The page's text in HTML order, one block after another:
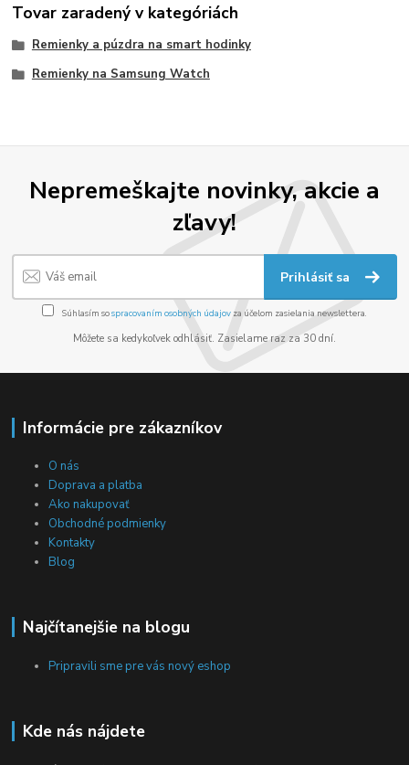
Tovar zaradený v kategóriách
Remienky a púzdra na smart hodinky
Remienky na Samsung Watch
Nepremeškajte novinky, akcie a
zľavy!
Prihlásiť sa
Súhlasím sospracovaním osobných údajov za účelom zasielania newslettera.
Môžete sa kedykoľvek odhlásiť. Zasielame raz za 30 dní.
Informácie pre zákazníkov
O nás
Doprava a platba
Ako nakupovať
Obchodné podmienky
Kontakty
Blog
Najčítanejšie na blogu
Pripravili sme pre vás nový eshop
Kde nás nájdete